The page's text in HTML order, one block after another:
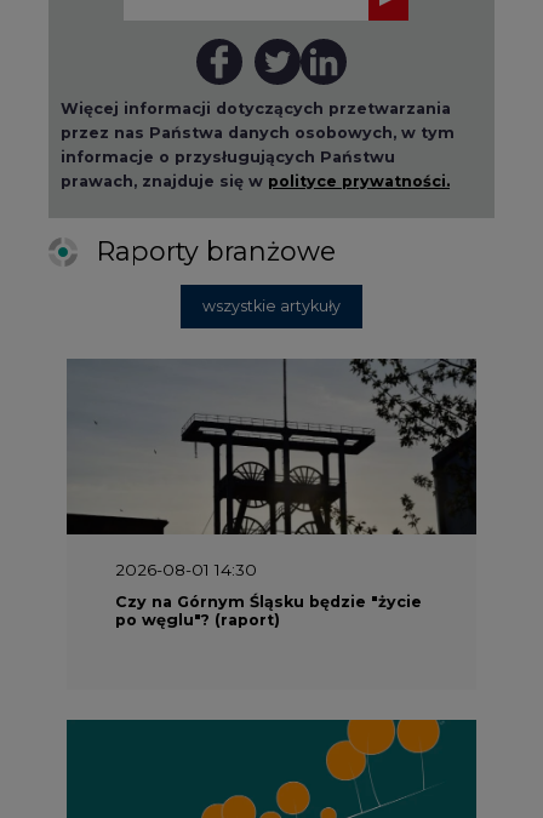
Więcej informacji dotyczących przetwarzania
przez nas Państwa danych osobowych, w tym
informacje o przysługujących Państwu
prawach, znajduje się w polityce prywatności.
Raporty branżowe
wszystkie artykuły
2026-08-01 14:30
Czy na Górnym Śląsku będzie "życie
po węglu"? (raport)